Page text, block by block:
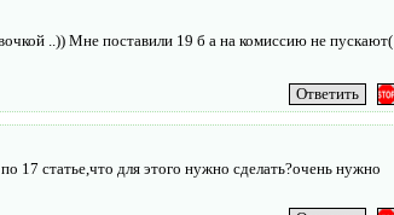
..)) Мне поставили 19 б а на комиссию не пускают(
17 статье,что для этого нужно сделать?очень нужно